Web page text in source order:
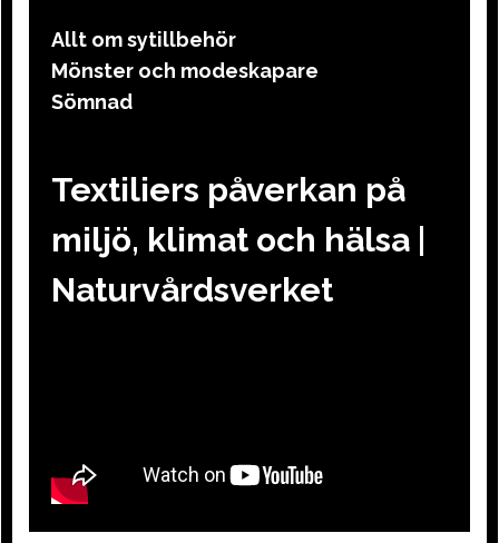
Allt om sytillbehör
Mönster och modeskapare
Sömnad
Textiliers påverkan på
miljö, klimat och hälsa |
Naturvårdsverket